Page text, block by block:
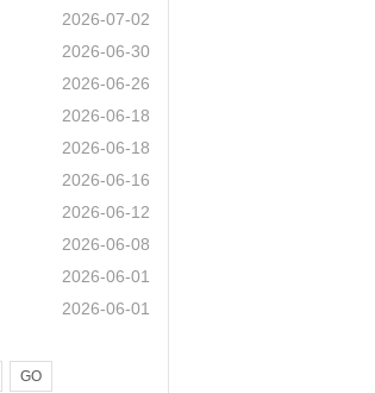
2026-07-02
2026-06-30
2026-06-26
2026-06-18
2026-06-18
2026-06-16
2026-06-12
2026-06-08
2026-06-01
2026-06-01
GO